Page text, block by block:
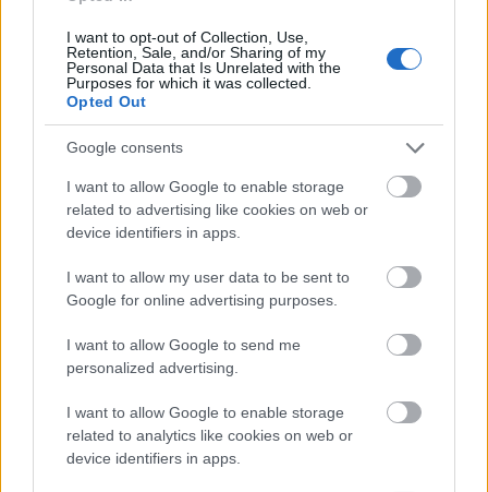
I want to opt-out of Collection, Use,
Retention, Sale, and/or Sharing of my
Personal Data that Is Unrelated with the
Purposes for which it was collected.
Opted Out
Google consents
I want to allow Google to enable storage
related to advertising like cookies on web or
device identifiers in apps.
I want to allow my user data to be sent to
Google for online advertising purposes.
I want to allow Google to send me
personalized advertising.
I want to allow Google to enable storage
related to analytics like cookies on web or
device identifiers in apps.
Főzd meg a zenészek specialitásait!
Trócsányi Gergő fogasfiléje tejszínes
rókagombamártással